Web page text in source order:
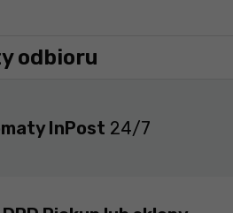
odbioru
InPost 24/7